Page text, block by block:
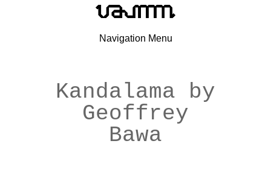
Navigation Menu
Kandalama by
Geoffrey
Bawa